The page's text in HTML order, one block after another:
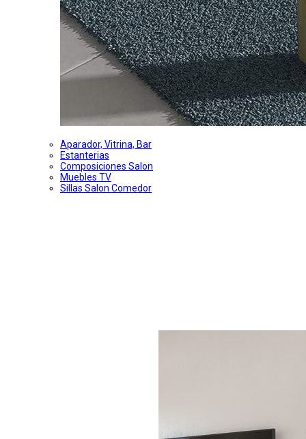
Aparador, Vitrina, Bar
Estanterias
Composiciones Salon
Muebles TV
Sillas Salon Comedor